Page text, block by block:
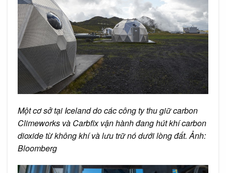
Một cơ sở tại Iceland do các công ty thu giữ carbon
Climeworks và Carbfix vận hành đang hút khí carbon
dioxide từ không khí và lưu trữ nó dưới lòng đất. Ảnh:
Bloomberg